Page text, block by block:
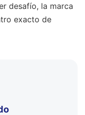
desafío, la marca
exacto de